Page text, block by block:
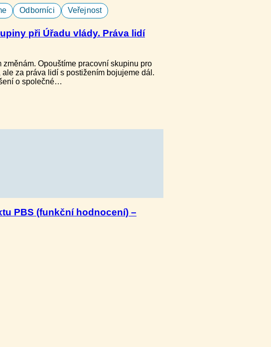
Odborníci Veřejnost
při Úřadu vlády. Práva lidí
Opouštíme pracovní skupinu pro
za práva lidí s postižením bojujeme dál.
o společné…
PBS (funkční hodnocení) –